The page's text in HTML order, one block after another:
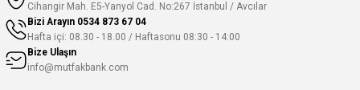
Cihangir Mah. E5-Yanyol Cad. No:267 İstanbul / Avcılar
Bizi Arayın 0534 873 67 04
Hafta içi: 08.30 - 18.00 / Haftasonu 08:30 - 14:00
Bize Ulaşın
info@mutfakbank.com